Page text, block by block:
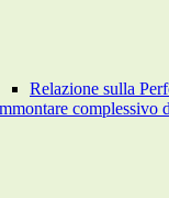
Relazione sulla
complessivo